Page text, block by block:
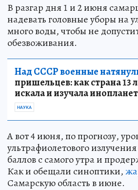
В разгар дня 1 и 2 июня
надевать головные уборы на
много воды, чтобы не
обезвоживания.
Над СССР военные
пришельцев: как страна 13
искала и изучала
НАУКА
А вот 4 июня, по прогнозу,
ультрафиолетового
баллов с самого утра и
Как и обещали синоптики,
Самарскую область в июне.